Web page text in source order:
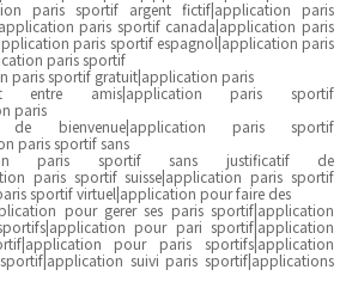
paris sportif argent fictif|application paris
paris sportif canada|application paris
paris sportif espagnol|application paris
paris sportif
paris sportif gratuit|application paris
entre amis|application paris sportif
paris
bienvenue|application paris sportif
paris sportif sans
paris sportif sans justificatif de
paris sportif suisse|application paris sportif
sportif virtuel|application pour faire des
pour gerer ses paris sportif|application
pour pari sportif|application
pour paris sportifs|application
suivi paris sportif|applications